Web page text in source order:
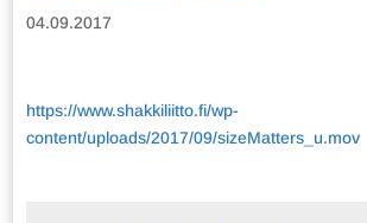
04.09.2017
https://www.shakkiliitto.fi/wp-
content/uploads/2017/09/sizeMatters_u.mov